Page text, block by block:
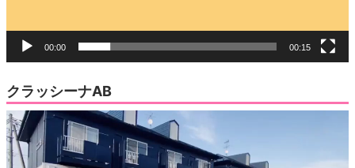
00:00 00:15
クラッシーナAB
動
画
プ